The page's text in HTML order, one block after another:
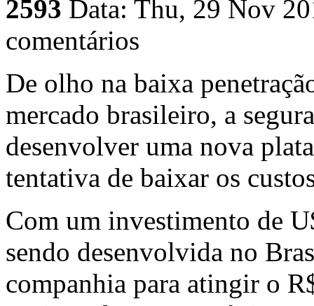
2593 Data: Thu, 29 Nov
comentários
De olho na baixa
mercado brasileiro, a
desenvolver uma nova
tentativa de baixar os
Com um investimento de
sendo desenvolvida no
companhia para atingir o